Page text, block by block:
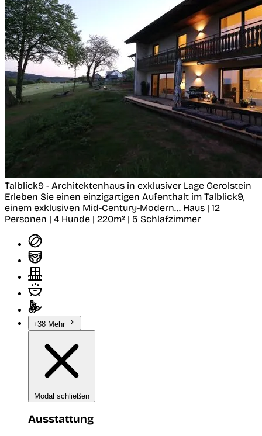
Talblick9 - Architektenhaus in exklusiver Lage Gerolstein
Erleben Sie einen einzigartigen Aufenthalt im Talblick9,
einem exklusiven Mid-Century-Modern... Haus | 12
Personen | 4 Hunde | 220m² | 5 Schlafzimmer
+38 Mehr
Modal schließen
Ausstattung